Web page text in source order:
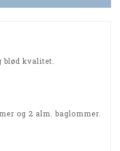
kvalitet.
og 2 alm. baglommer.